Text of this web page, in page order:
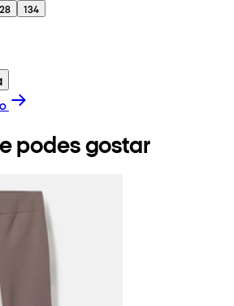
134
podes gostar